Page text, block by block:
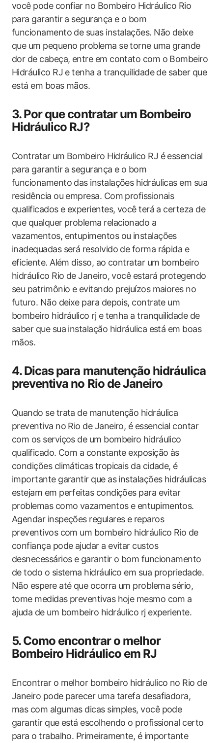
você pode confiar no Bombeiro Hidráulico Rio
para garantir a segurança e o bom
funcionamento de suas instalações. Não deixe
que um pequeno problema se torne uma grande
dor de cabeça, entre em contato com o Bombeiro
Hidráulico RJ e tenha a tranquilidade de saber que
está em boas mãos.
3. Por que contratar um Bombeiro
Hidráulico RJ?
Contratar um Bombeiro Hidráulico RJ é essencial
para garantir a segurança e o bom
funcionamento das instalações hidráulicas em sua
residência ou empresa. Com profissionais
qualificados e experientes, você terá a certeza de
que qualquer problema relacionado a
vazamentos, entupimentos ou instalações
inadequadas será resolvido de forma rápida e
eficiente. Além disso, ao contratar um bombeiro
hidráulico Rio de Janeiro, você estará protegendo
seu patrimônio e evitando prejuízos maiores no
futuro. Não deixe para depois, contrate um
bombeiro hidráulico rj e tenha a tranquilidade de
saber que sua instalação hidráulica está em boas
mãos.
4. Dicas para manutenção hidráulica
preventiva no Rio de Janeiro
Quando se trata de manutenção hidráulica
preventiva no Rio de Janeiro, é essencial contar
com os serviços de um bombeiro hidráulico
qualificado. Com a constante exposição às
condições climáticas tropicais da cidade, é
importante garantir que as instalações hidráulicas
estejam em perfeitas condições para evitar
problemas como vazamentos e entupimentos.
Agendar inspeções regulares e reparos
preventivos com um bombeiro hidráulico Rio de
confiança pode ajudar a evitar custos
desnecessários e garantir o bom funcionamento
de todo o sistema hidráulico em sua propriedade.
Não espere até que ocorra um problema sério,
tome medidas preventivas hoje mesmo com a
ajuda de um bombeiro hidráulico rj experiente.
5. Como encontrar o melhor
Bombeiro Hidráulico em RJ
Encontrar o melhor bombeiro hidráulico no Rio de
Janeiro pode parecer uma tarefa desafiadora,
mas com algumas dicas simples, você pode
garantir que está escolhendo o profissional certo
para o trabalho. Primeiramente, é importante